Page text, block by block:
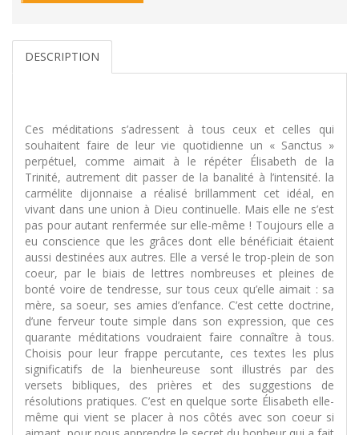
DESCRIPTION
Ces méditations s’adressent à tous ceux et celles qui
souhaitent faire de leur vie quotidienne un « Sanctus »
perpétuel, comme aimait à le répéter Élisabeth de la
Trinité, autrement dit passer de la banalité à l’intensité. la
carmélite dijonnaise a réalisé brillamment cet idéal, en
vivant dans une union à Dieu continuelle. Mais elle ne s’est
pas pour autant renfermée sur elle-même ! Toujours elle a
eu conscience que les grâces dont elle bénéficiait étaient
aussi destinées aux autres. Elle a versé le trop-plein de son
coeur, par le biais de lettres nombreuses et pleines de
bonté voire de tendresse, sur tous ceux qu’elle aimait : sa
mère, sa soeur, ses amies d’enfance. C’est cette doctrine,
d’une ferveur toute simple dans son expression, que ces
quarante méditations voudraient faire connaître à tous.
Choisis pour leur frappe percutante, ces textes les plus
significatifs de la bienheureuse sont illustrés par des
versets bibliques, des prières et des suggestions de
résolutions pratiques. C’est en quelque sorte Élisabeth elle-
même qui vient se placer à nos côtés avec son coeur si